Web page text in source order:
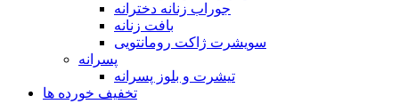
جوراب زنانه دخترانه
بافت زنانه
سویشرت ژاکت رومانتویی
پسرانه
تیشرت و بلوز پسرانه
تخفیف خورده ها